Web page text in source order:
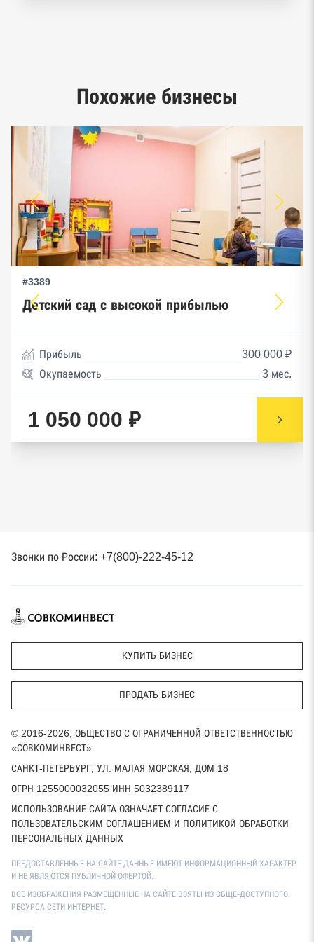
предпринимательства ФНС
Похожие бизнесы
#3389
Детский сад с высокой прибылью
Прибыль
300 000 ₽
Окупаемость
3 мес.
1 050 000 ₽
Звонки по России: +7(800)-222-45-12
КУПИТЬ БИЗНЕС
ПРОДАТЬ БИЗНЕС
© 2016-2026, ОБЩЕСТВО С ОГРАНИЧЕННОЙ ОТВЕТСТВЕННОСТЬЮ
«СОВКОМИНВЕСТ»
САНКТ-ПЕТЕРБУРГ, УЛ. МАЛАЯ МОРСКАЯ, ДОМ 18
ОГРН 1255000032055 ИНН 5032389117
ИСПОЛЬЗОВАНИЕ САЙТА ОЗНАЧАЕТ СОГЛАСИЕ С
ПОЛЬЗОВАТЕЛЬСКИМ СОГЛАШЕНИЕМ И ПОЛИТИКОЙ ОБРАБОТКИ
ПЕРСОНАЛЬНЫХ ДАННЫХ
ПРЕДОСТАВЛЕННЫЕ НА САЙТЕ ДАННЫЕ ИМЕЮТ ИНФОРМАЦИОННЫЙ ХАРАКТЕР
И НЕ ЯВЛЯЮТСЯ ПУБЛИЧНОЙ ОФЕРТОЙ.
ВСЕ ИЗОБРАЖЕНИЯ РАЗМЕЩЕННЫЕ НА САЙТЕ ВЗЯТЫ ИЗ ОБЩЕ-ДОСТУПНОГО
РЕСУРСА СЕТИ ИНТЕРНЕТ.